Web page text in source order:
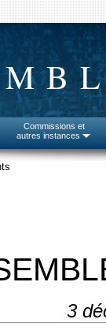
Commissions et
autres instances
3